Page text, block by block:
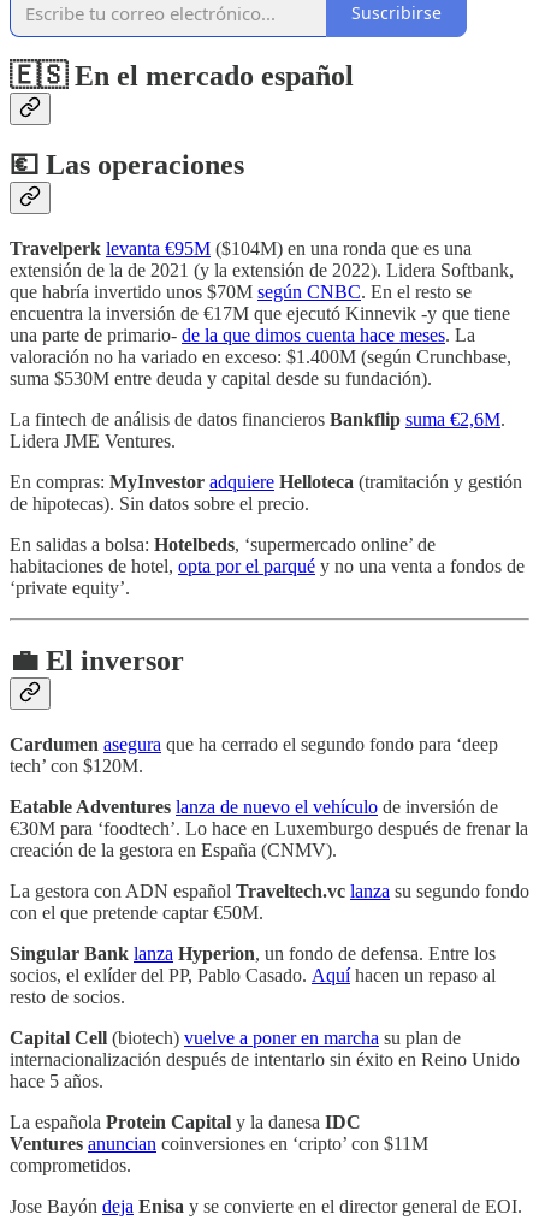
Suscribirse
🇪🇸 En el mercado español
💶 Las operaciones
Travelperk levanta €95M ($104M) en una ronda que es una
extensión de la de 2021 (y la extensión de 2022). Lidera Softbank,
que habría invertido unos $70M según CNBC. En el resto se
encuentra la inversión de €17M que ejecutó Kinnevik -y que tiene
una parte de primario- de la que dimos cuenta hace meses. La
valoración no ha variado en exceso: $1.400M (según Crunchbase,
suma $530M entre deuda y capital desde su fundación).
La fintech de análisis de datos financieros Bankflip suma €2,6M.
Lidera JME Ventures.
En compras: MyInvestor adquiere Helloteca (tramitación y gestión
de hipotecas). Sin datos sobre el precio.
En salidas a bolsa: Hotelbeds, ‘supermercado online’ de
habitaciones de hotel, opta por el parqué y no una venta a fondos de
‘private equity’.
💼 El inversor
Cardumen asegura que ha cerrado el segundo fondo para ‘deep
tech’ con $120M.
Eatable Adventures lanza de nuevo el vehículo de inversión de
€30M para ‘foodtech’. Lo hace en Luxemburgo después de frenar la
creación de la gestora en España (CNMV).
La gestora con ADN español Traveltech.vc lanza su segundo fondo
con el que pretende captar €50M.
Singular Bank lanza Hyperion, un fondo de defensa. Entre los
socios, el exlíder del PP, Pablo Casado. Aquíhacen un repaso al
resto de socios.
Capital Cell (biotech) vuelve a poner en marcha su plan de
internacionalización después de intentarlo sin éxito en Reino Unido
hace 5 años.
La española Protein Capital y la danesa IDC
Ventures anuncian coinversiones en ‘cripto’ con $11M
comprometidos.
Jose Bayón deja Enisa y se convierte en el director general de EOI.